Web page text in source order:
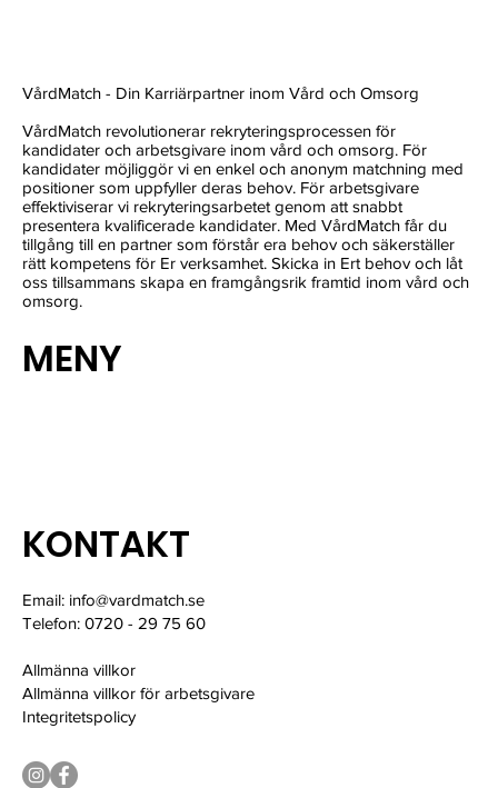
MENY
KONTAKT
Email: info@vardmatch.se
Telefon: 0720 - 29 75 60
Allmänna villkor
Allmänna villkor för arbetsgivare
Integritetspolicy
VårdMatch - Din Karriärpartner inom Vård och Omsorg
VårdMatch revolutionerar rekryteringsprocessen för
kandidater och arbetsgivare inom vård och omsorg. För
kandidater möjliggör vi en enkel och anonym matchning med
positioner som uppfyller deras behov. För arbetsgivare
effektiviserar vi rekryteringsarbetet genom att snabbt
presentera kvalificerade kandidater. Med VårdMatch får du
tillgång till en partner som förstår era behov och säkerställer
rätt kompetens för Er verksamhet. Skicka in Ert behov och låt
oss tillsammans skapa en framgångsrik framtid inom vård och
omsorg.